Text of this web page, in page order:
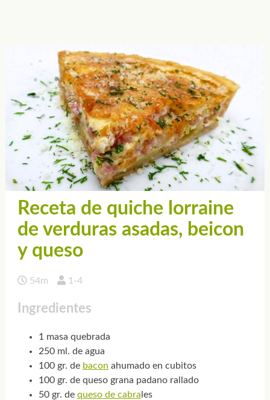
Receta de quiche lorraine
de verduras asadas, beicon
y queso
54m 1-4
Ingredientes
1 masa quebrada
250 ml. de agua
100 gr. de bacon ahumado en cubitos
100 gr. de queso grana padano rallado
50 gr. de queso de cabra les